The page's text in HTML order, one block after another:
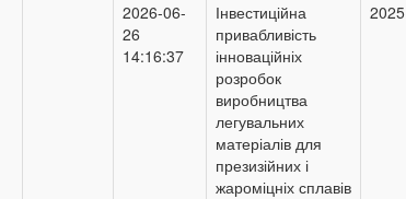
2026-06-
26
14:16:37
Інвестиційна
привабливість
інноваційніх
розробок
виробництва
легувальних
матеріалів для
презизійних і
жароміцніх сплавів
2025